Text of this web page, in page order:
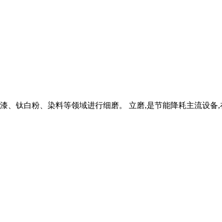
、钛白粉、染料等领域进行细磨。 立磨,是节能降耗主流设